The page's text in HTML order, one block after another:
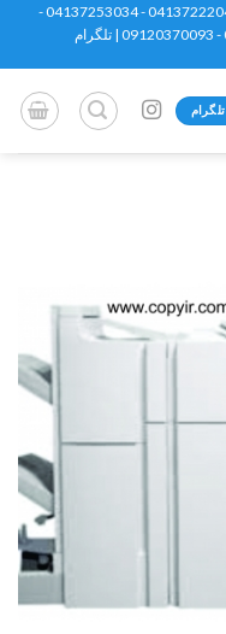
واحد فروش: 04136586892 - 04137254200 - 04137222043 - 04137253034 -
04137253033 - 04137252392 - 09148659399 - 09120370093 | تلگرام
تلگرام